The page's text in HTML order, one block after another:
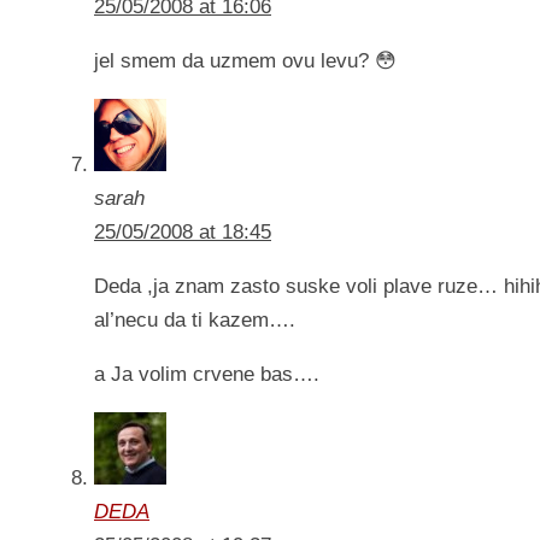
25/05/2008 at 16:06
jel smem da uzmem ovu levu? 😳
sarah
25/05/2008 at 18:45
Deda ,ja znam zasto suske voli plave ruze…
al’necu da ti kazem….
a Ja volim crvene bas….
DEDA